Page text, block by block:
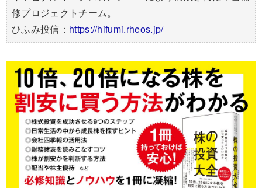
修プロジェクトチーム。
ひふみ投信： https://hifumi.rheos.jp/